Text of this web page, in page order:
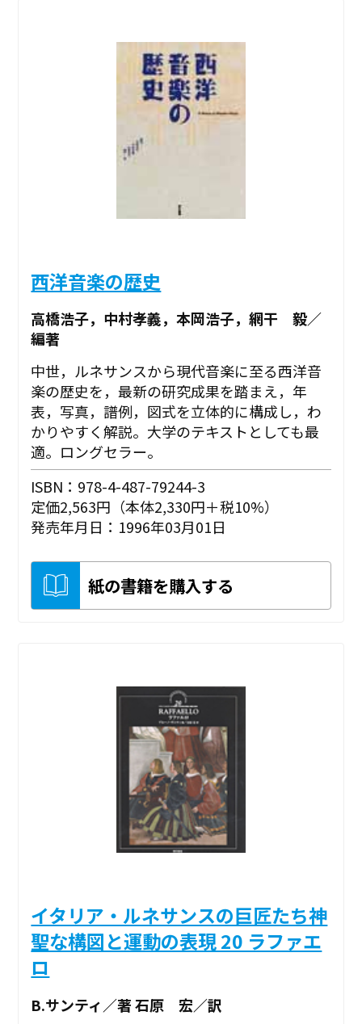
西洋音楽の歴史
高橋浩子，中村孝義，本岡浩子，網干 毅／
編著
中世，ルネサンスから現代音楽に至る西洋音
楽の歴史を，最新の研究成果を踏まえ，年
表，写真，譜例，図式を立体的に構成し，わ
かりやすく解説。大学のテキストとしても最
適。ロングセラー。
ISBN：978-4-487-79244-3
定価2,563円（本体2,330円＋税10%）
発売年月日：1996年03月01日
紙の書籍を購入する
イタリア・ルネサンスの巨匠たち神
聖な構図と運動の表現 20 ラファエ
ロ
B.サンティ／著 石原 宏／訳